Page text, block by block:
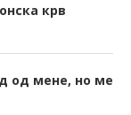
крв
од мене, но ме